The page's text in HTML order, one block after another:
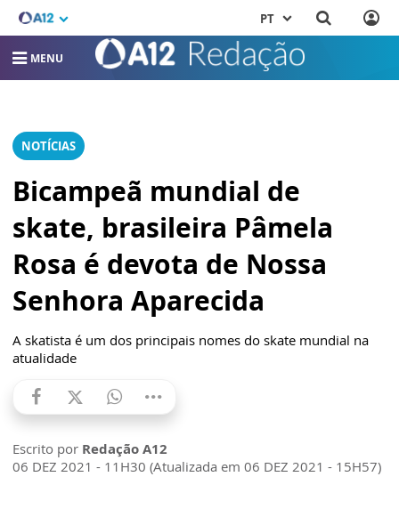
PT
MENU
NOTÍCIAS
Bicampeã mundial de
skate, brasileira Pâmela
Rosa é devota de Nossa
Senhora Aparecida
A skatista é um dos principais nomes do skate mundial na
atualidade
Escrito por Redação A12
06 DEZ 2021 - 11H30 (Atualizada em 06 DEZ 2021 - 15H57)